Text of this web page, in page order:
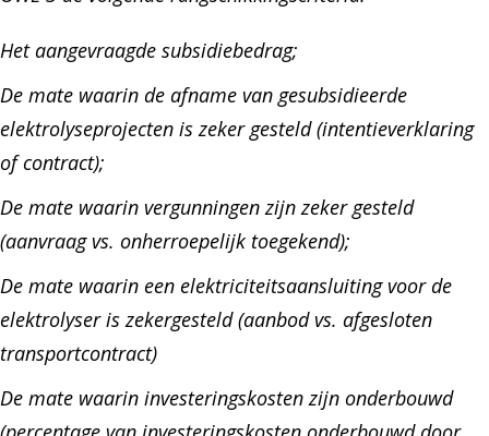
Het aangevraagde subsidiebedrag;
De mate waarin de afname van gesubsidieerde
elektrolyseprojecten is zeker gesteld (intentieverklaring
of contract);
De mate waarin vergunningen zijn zeker gesteld
(aanvraag vs. onherroepelijk toegekend);
De mate waarin een elektriciteitsaansluiting voor de
elektrolyser is zekergesteld (aanbod vs. afgesloten
transportcontract)
De mate waarin investeringskosten zijn onderbouwd